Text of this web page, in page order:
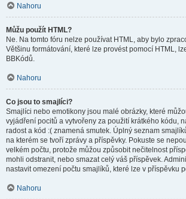
Nahoru
Můžu použít HTML?
Ne. Na tomto fóru nelze používat HTML, aby bylo
Většinu formátování, které lze provést pomocí HTML,
BBKódů.
Nahoru
Co jsou to smajlíci?
Smajlíci nebo emotikony jsou malé obrázky, které
vyjádření pocitů a vytvořeny za použití krátkého kódu,
radost a kód :( znamená smutek. Úplný seznam
na kterém se tvoří zprávy a příspěvky. Pokuste se
velkém počtu, protože můžou způsobit nečitelnost
mohli odstranit, nebo smazat celý váš příspěvek.
nastavit omezení počtu smajlíků, které lze v příspěvku
Nahoru